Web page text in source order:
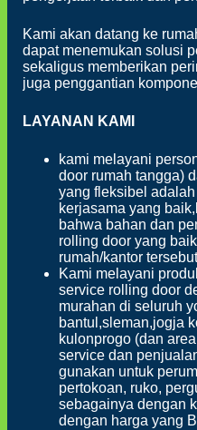
Kami akan datang ke
dapat menemukan solusi
sekaligus memberikan
juga penggantian
LAYANAN KAMI
kami melayani
door rumah tangga)
yang fleksibel
kerjasama yang
bahwa bahan dan
rolling door yang
rumah/kantor
Kami melayani
service rolling door
murahan di seluruh
bantul,sleman,jogja
kulonprogo (dan
service dan
gunakan untuk
pertokoan, ruko,
sebagainya dengan
dengan harga yang